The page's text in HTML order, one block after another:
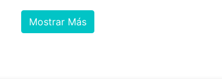
Mostrar Más